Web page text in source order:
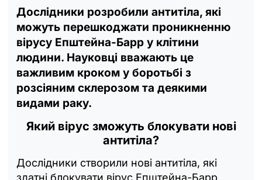
Дослідники розробили антитіла, які
можуть перешкоджати проникненню
вірусу Епштейна-Барр у клітини
людини. Науковці вважають це
важливим кроком у боротьбі з
розсіяним склерозом та деякими
видами раку.
Який вірус зможуть блокувати нові
антитіла?
Дослідники створили нові антитіла, які
здатні блокувати вірус Епштейна-Барр,